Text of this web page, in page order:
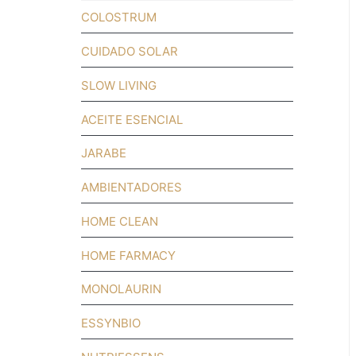
COLOSTRUM
CUIDADO SOLAR
SLOW LIVING
ACEITE ESENCIAL
JARABE
AMBIENTADORES
HOME CLEAN
HOME FARMACY
MONOLAURIN
ESSYNBIO